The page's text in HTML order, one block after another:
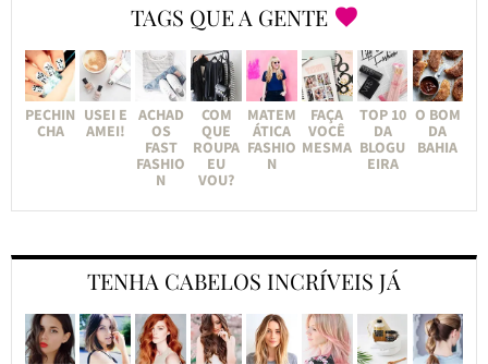
TAGS QUE A GENTE
PECHIN
CHA
USEI E
AMEI!
ACHAD
OS
FAST
FASHIO
N
COM
QUE
ROUPA
EU
VOU?
MATEM
ÁTICA
FASHIO
N
FAÇA
VOCÊ
MESMA
TOP 10
DA
BLOGU
EIRA
O BOM
DA
BAHIA
TENHA CABELOS INCRÍVEIS JÁ